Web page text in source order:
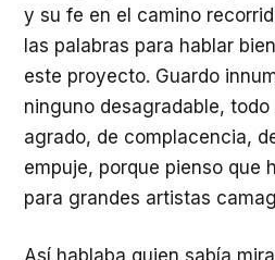
y su fe en el camino
las palabras para hablar
este proyecto. Guardo
ninguno desagradable,
agrado, de complacencia,
empuje, porque pienso que
para grandes artistas